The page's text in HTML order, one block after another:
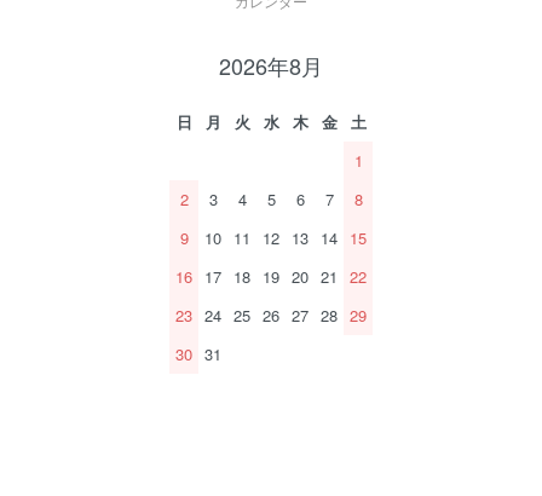
2026年8月
日 月 火 水 木 金
土
1
2
3 4 5 6 7
8
9
10 11 12 13 14 15
16 17 18 19 20 21
22
23 24 25 26 27 28 29
30 31